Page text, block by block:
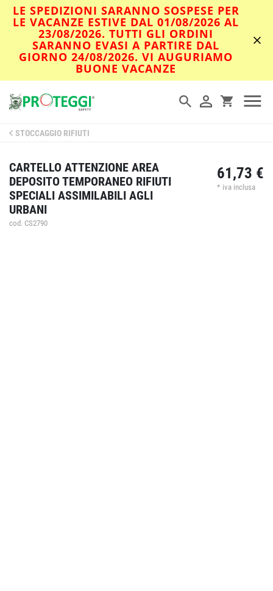
LE SPEDIZIONI SARANNO SOSPESE PER
LE VACANZE ESTIVE DAL 01/08/2026 AL
23/08/2026. TUTTI GLI ORDINI
SARANNO EVASI A PARTIRE DAL
GIORNO 24/08/2026. VI AUGURIAMO
BUONE VACANZE
STOCCAGGIO RIFIUTI
CARTELLO ATTENZIONE AREA
DEPOSITO TEMPORANEO RIFIUTI
SPECIALI ASSIMILABILI AGLI
URBANI
cod. CS2790
61,73 €
* iva inclusa